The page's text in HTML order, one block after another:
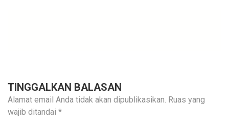
TINGGALKAN BALASAN
Alamat email Anda tidak akan dipublikasikan. Ruas yang
wajib ditandai *